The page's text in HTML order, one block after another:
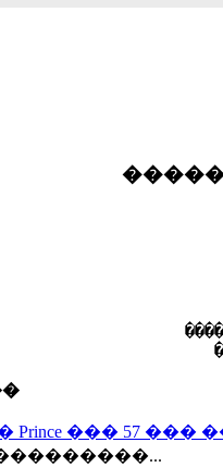
��� 57 ���